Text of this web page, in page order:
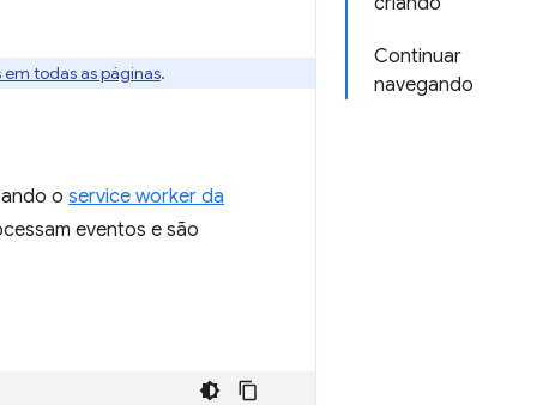
Continuar
navegando
todas as páginas.
o service worker da
eventos e são